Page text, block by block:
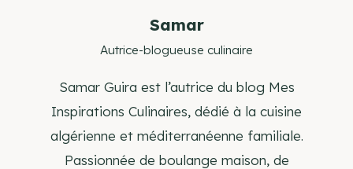
Samar
Autrice-blogueuse culinaire
Samar Guira est l’autrice du blog Mes
Inspirations Culinaires, dédié à la cuisine
algérienne et méditerranéenne familiale.
Passionnée de boulange maison, de